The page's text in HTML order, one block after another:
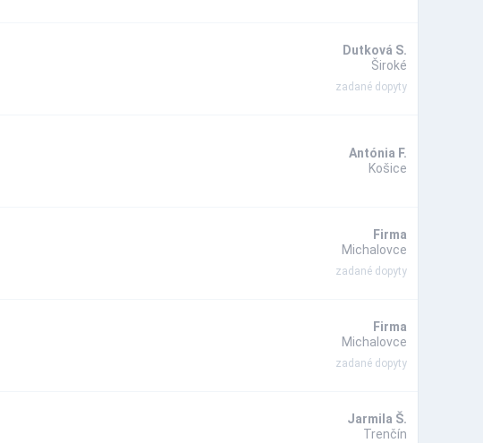
Dutková S.
Široké
zadané dopyty
Antónia F.
Košice
Firma
Michalovce
zadané dopyty
Firma
Michalovce
zadané dopyty
Jarmila Š.
Trenčín